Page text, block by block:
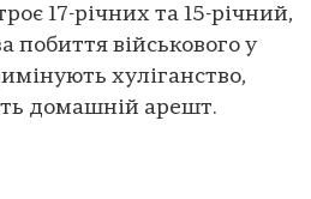
17-річних та 15-річний,
побиття військового у
хуліганство,
домашній арешт.